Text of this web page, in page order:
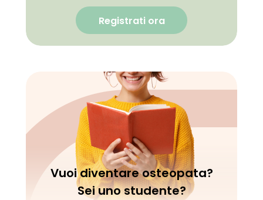
Registrati ora
Vuoi diventare osteopata?
Sei uno studente?